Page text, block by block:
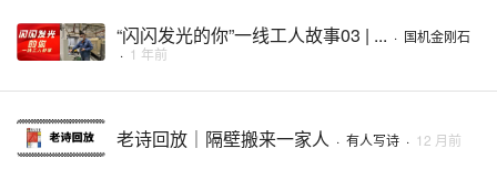
“闪闪发光的你”一线工人故事03 | ... · 国机金刚石
· 1 年前
老诗回放｜隔壁搬来一家人 · 有人写诗 · 12 月前